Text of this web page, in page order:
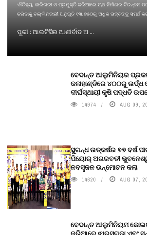
ଐତିହ୍ୟ, କାରିଗରୀ ଓ ପ୍ରଯୁକ୍ତି ଜରିଆରେ ଋଥ ନିର୍ମାଣର ଚିରନ୍ତନ
କରିବାକୁ ତଲ୍ଲିନକାରୀ ଅନୁଭୂତି ୧୩,୭୫୦ରୁ ଅଧିକ ଭକ୍ତଙ୍କୁ ସମର୍ଥ
ପୁରୀ : ଆଇଟିସିର ଆଶୀର୍ବାଦ ଅ ...
ବେଦାନ୍ତ ଆଲୁମିନିୟର
କଳାହାଣ୍ଡିରେ ୪୦୦ରୁ
ଦୀର୍ଘସ୍ଥାୟୀ କୃଷି ପଦ୍ଧତି
14974 AUG 09,
ସୁଗନ୍ଧ ଉତ୍କର୍ଷର ୭୭ ବର୍ଷ
ପିୟୋର୍‌ ଅଗରବତୀ
ନବସୃଜନ ଉନ୍ମୋଚନ କଲା
14620 AUG 07,
ବେଦାନ୍ତ ଆଲୁମିନିୟମ